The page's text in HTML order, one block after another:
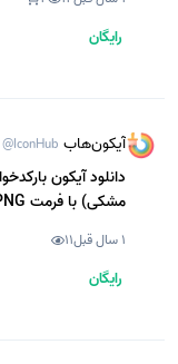
رایگان
آیکون‌هاب @IconHub
دانلود آیکون
مشکی) با فرمت PNG
1 سال قبل 11
رایگان